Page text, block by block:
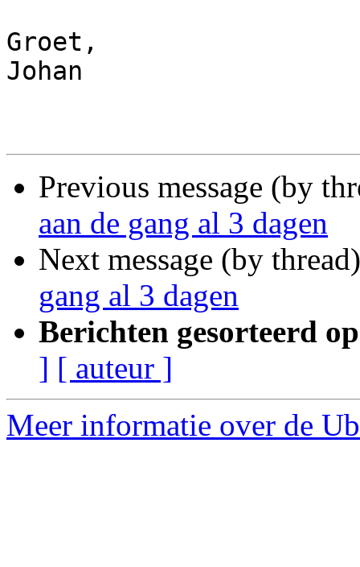
Groet,
Johan
Previous message (by
aan de gang al 3 dagen
Next message (by
gang al 3 dagen
Berichten gesorteerd
] [ auteur ]
Meer informatie over de